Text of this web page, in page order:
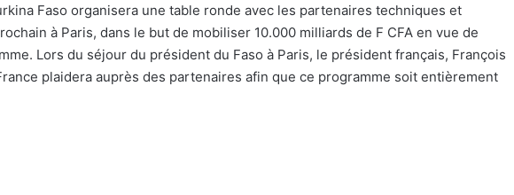
Faso organisera une table ronde avec les partenaires techniques et
à Paris, dans le but de mobiliser 10.000 milliards de F CFA en vue de
Lors du séjour du président du Faso à Paris, le président français, François
plaidera auprès des partenaires afin que ce programme soit entièrement